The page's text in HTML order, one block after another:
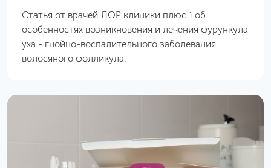
Статья от врачей ЛОР клиники плюс 1 об
особенностях возникновения и лечения фурункула
уха - гнойно-воспалительного заболевания
волосяного фолликула.